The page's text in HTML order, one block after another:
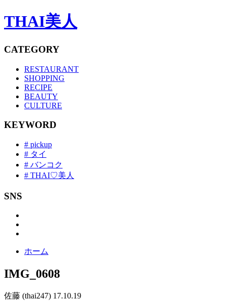
THAI美人
CATEGORY
RESTAURANT
SHOPPING
RECIPE
BEAUTY
CULTURE
KEYWORD
# pickup
# タイ
# バンコク
# THAI♡美人
SNS
ホーム
IMG_0608
佐藤 (thai247) 17.10.19